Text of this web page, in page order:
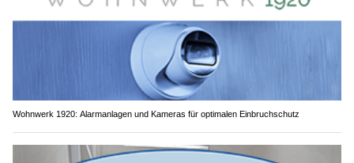
Wohnwerk 1920: Alarmanlagen und Kameras für optimalen Einbruchschutz